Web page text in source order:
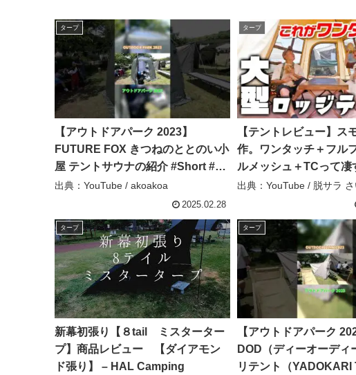
タープ
【アウトドアパーク 2023】
FUTURE FOX きつねのととのい小
屋 テントサウナの紹介 #Short #シ
ョート – akoakoa
出典：YouTube / akoakoa
2025.02.28
タープ
【テントレビュー】ス
作。ワンタッチ＋フル
ルメッシュ＋TCって凄
S’more Latte Lodge(ラ
出典：YouTube / 脱サラ
タープ
新幕初張り【８tail ミスターター
プ】商品レビュー 【ダイアモン
ド張り】 – HAL Camping
タープ
【アウトドアパーク
DOD（ディーオーディ
リテント（YADOKARI